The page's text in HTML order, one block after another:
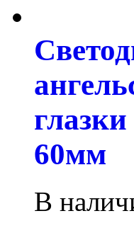
глазки
60мм
В